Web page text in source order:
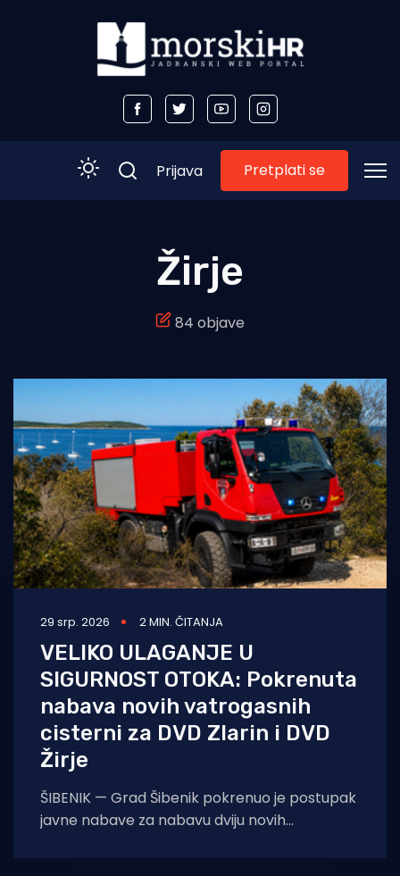
Turizam i nautika
Pomorstvo
Ribolov
Ekologija
Tradicija i kultura
Prijava Pretplati se
Žirje
84 objave
29 srp. 2026 2 MIN. ČITANJA
VELIKO ULAGANJE U
SIGURNOST OTOKA: Pokrenuta
nabava novih vatrogasnih
cisterni za DVD Zlarin i DVD
Žirje
ŠIBENIK — Grad Šibenik pokrenuo je postupak
javne nabave za nabavu dviju novih
Dobrovoljnom vatrogasnom društvu Zlarin i